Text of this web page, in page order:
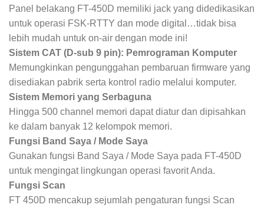
Panel belakang FT-450D memiliki jack yang didedikasikan
untuk operasi FSK-RTTY dan mode digital…tidak bisa
lebih mudah untuk on-air dengan mode ini!
Sistem CAT (D-sub 9 pin): Pemrograman Komputer
Memungkinkan pengunggahan pembaruan firmware yang
disediakan pabrik serta kontrol radio melalui komputer.
Sistem Memori yang Serbaguna
Hingga 500 channel memori dapat diatur dan dipisahkan
ke dalam banyak 12 kelompok memori.
Fungsi Band Saya / Mode Saya
Gunakan fungsi Band Saya / Mode Saya pada FT-450D
untuk mengingat lingkungan operasi favorit Anda.
Fungsi Scan
FT 450D mencakup sejumlah pengaturan fungsi Scan